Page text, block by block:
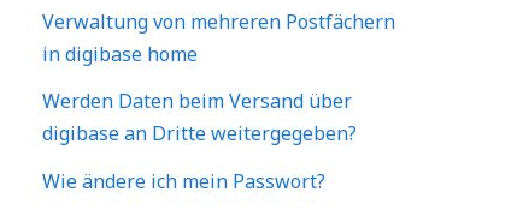
Verwaltung von mehreren Postfächern
in digibase home
Werden Daten beim Versand über
digibase an Dritte weitergegeben?
Wie ändere ich mein Passwort?